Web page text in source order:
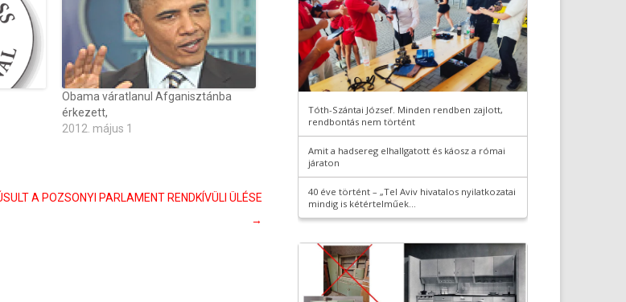
Obama váratlanul Afganisztánba
érkezett,
2012. május 1
A POZSONYI PARLAMENT RENDKÍVÜLI ÜLÉSE
→